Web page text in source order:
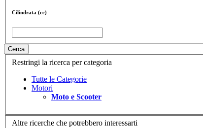
Cilindrata (cc)
Cerca
Restringi la ricerca per categoria
Tutte le Categorie
Motori
Moto e Scooter
Altre ricerche che potrebbero interessarti